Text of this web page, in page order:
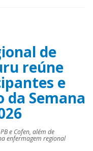
de
reúne
e
Semana
e Cofen, além de
enfermagem regional